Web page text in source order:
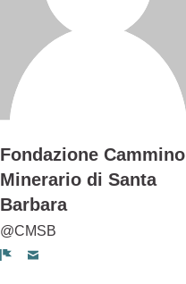
Fondazione Cammino
Minerario di Santa
Barbara
@CMSB